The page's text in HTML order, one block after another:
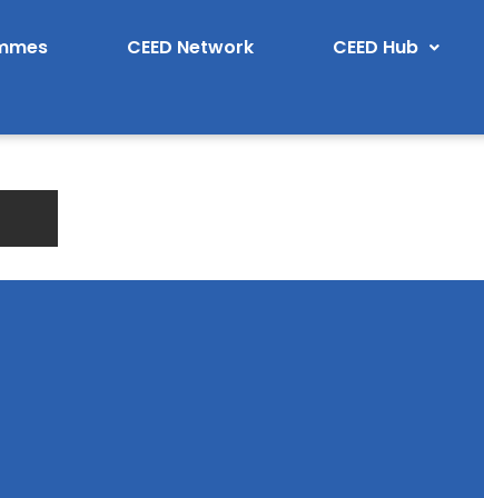
CEED Network CEED Hub